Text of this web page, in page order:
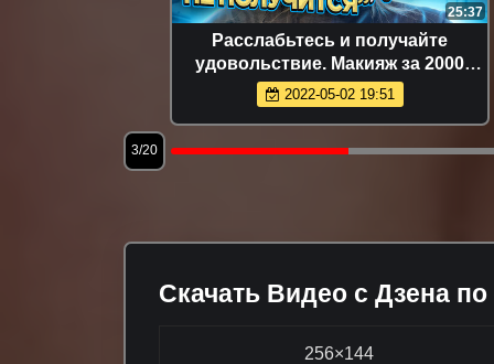
25:37
Расслабьтесь и получайте
удовольствие. Макияж за 2000
рублей в салоне красоты.
2022-05-02 19:51
3/20
Скачать Видео с Дзена
256×144